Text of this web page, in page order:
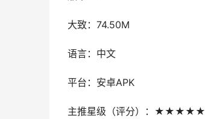
大致：74.50M
语言：中文
平台：安卓APK
主推星级（评分）：★★★★★